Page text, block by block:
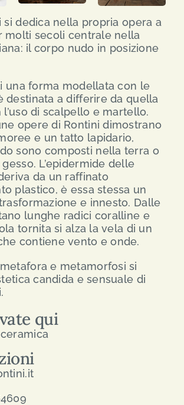
ITA
si dedica nella propria opera a
molti secoli centrale nella
il corpo nudo in posizione
una forma modellata con le
destinata a differire da quella
di scalpello e martello.
opere di Rontini dimostrano
e un tatto lapidario,
sono composti nella terra o
L’epidermide delle
da un raffinato
plastico, è essa stessa un
e innesto. Dalle
lunghe radici coralline e
tornita si alza la vela di un
contiene vento e onde.
e metamorfosi si
candida e sensuale di
qui